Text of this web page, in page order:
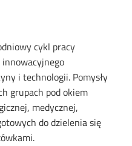
cykl pracy
innowacyjnego
i technologii. Pomysły
grupach pod okiem
medycznej,
do dzielenia się